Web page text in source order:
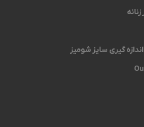
گیری ‫سایز شومیز